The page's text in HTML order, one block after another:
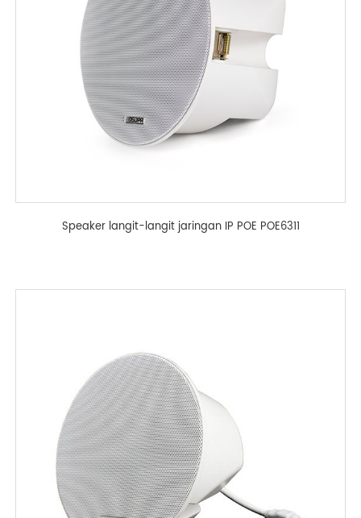
Speaker langit-langit jaringan IP POE POE6311